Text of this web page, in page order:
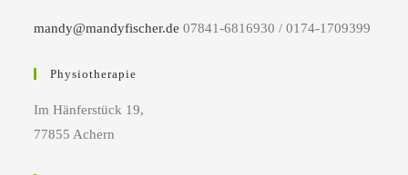
mandy@mandyfischer.de 07841-6816930 / 0174-1709399
Physiotherapie
Im Hänferstück 19,
77855 Achern